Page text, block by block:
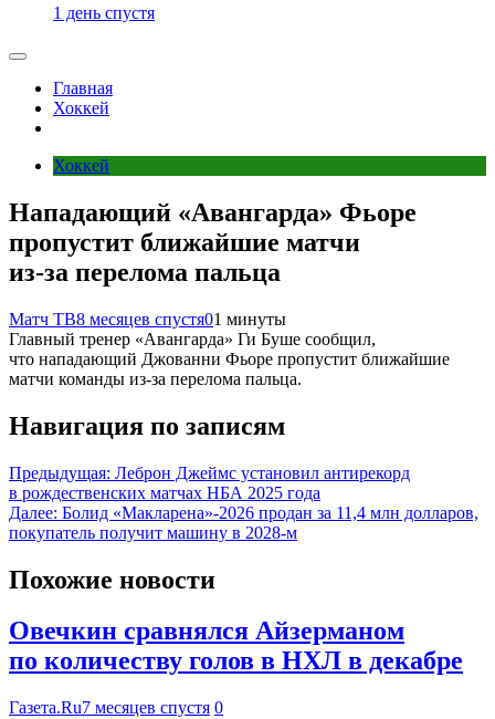
1 день спустя
Главная
Хоккей
Хоккей
Нападающий «Авангарда» Фьоре
пропустит ближайшие матчи
из‑за перелома пальца
Матч ТВ8 месяцев спустя01 минуты
Главный тренер «Авангарда» Ги Буше сообщил,
что нападающий Джованни Фьоре пропустит ближайшие
матчи команды из‑за перелома пальца.
Навигация по записям
Предыдущая: Леброн Джеймс установил антирекорд
в рождественских матчах НБА 2025 года
Далее: Болид «Макларена»-2026 продан за 11,4 млн долларов,
покупатель получит машину в 2028-м
Похожие новости
Овечкин сравнялся Айзерманом
по количеству голов в НХЛ в декабре
Газета.Ru7 месяцев спустя 0